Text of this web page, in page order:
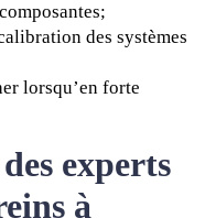
des systèmes
lorsqu’en forte
experts
à